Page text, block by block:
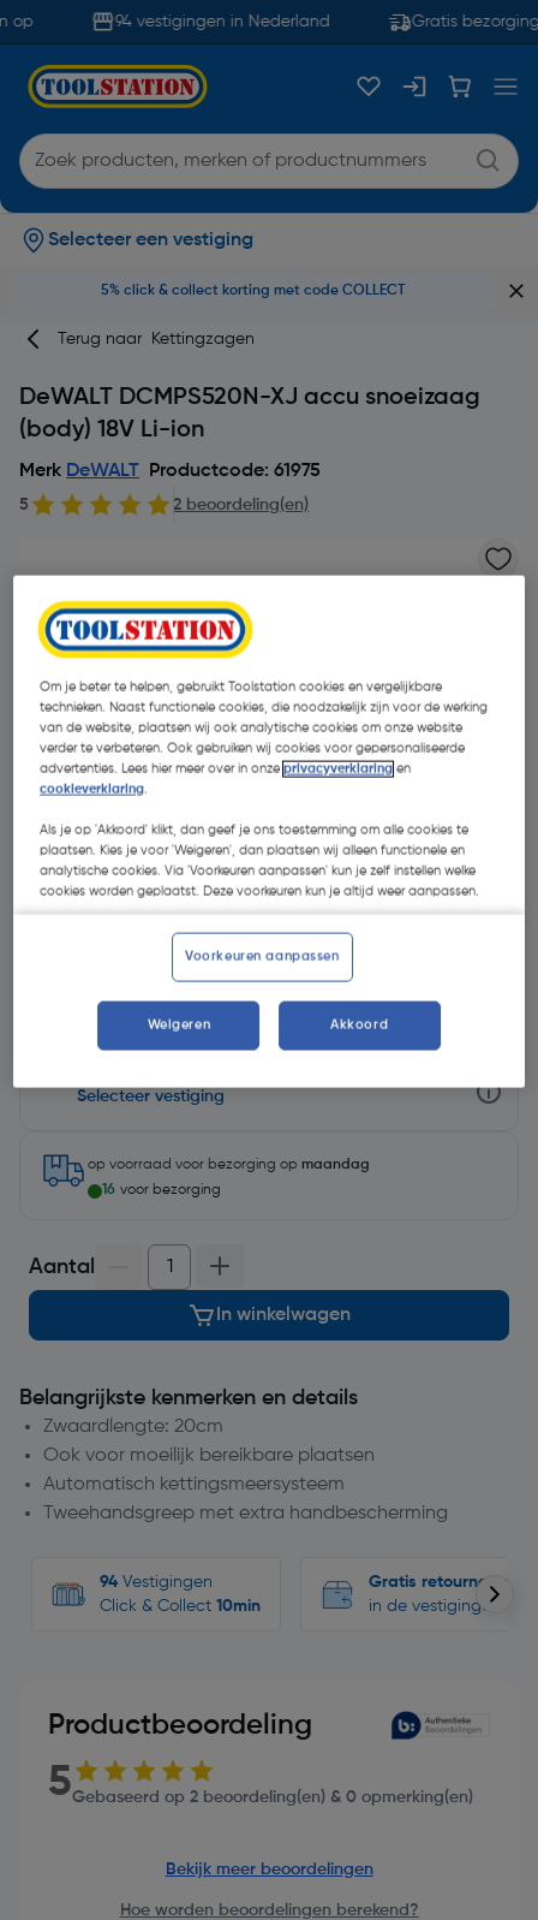
94 vestigingen in Nederland Gratis bezorging
Selecteer een vestiging
5% click & collect korting met code COLLECT
Terug naar Kettingzagen
DeWALT DCMPS520N-XJ accu snoeizaag
(body) 18V Li-ion
Merk DeWALT Productcode: 61975
5 2 beoordeling(en)
| Excl. btw € 169,42
Selecteer winkel - Bekijk voorraadniveaus en haal binnen 10
Selecteer vestiging
op voorraad voor bezorging op maandag
16 voor bezorging
Aantal
In winkelwagen
Belangrijkste kenmerken en details
Zwaardlengte: 20cm
Ook voor moeilijk bereikbare plaatsen
Automatisch kettingsmeersysteem
Tweehandsgreep met extra handbescherming
94 Vestigingen
Click & Collect 10min
Gratis retourneren
in de vestigingen
Productbeoordeling
5Gebaseerd op 2 beoordeling(en) & 0 opmerking(en)
Bekijk meer beoordelingen
Hoe worden beoordelingen berekend?
Om je beter te helpen, gebruikt Toolstation cookies en vergelijkbare
technieken. Naast functionele cookies, die noodzakelijk zijn voor de werking
van de website, plaatsen wij ook analytische cookies om onze website
verder te verbeteren. Ook gebruiken wij cookies voor gepersonaliseerde
advertenties. Lees hier meer over in onzeprivacyverklaring en
cookieverklaring.
Als je op 'Akkoord' klikt, dan geef je ons toestemming om alle cookies te
plaatsen. Kies je voor 'Weigeren', dan plaatsen wij alleen functionele en
analytische cookies. Via 'Voorkeuren aanpassen' kun je zelf instellen welke
cookies worden geplaatst. Deze voorkeuren kun je altijd weer aanpassen.
Voorkeuren aanpassen
Weigeren Akkoord